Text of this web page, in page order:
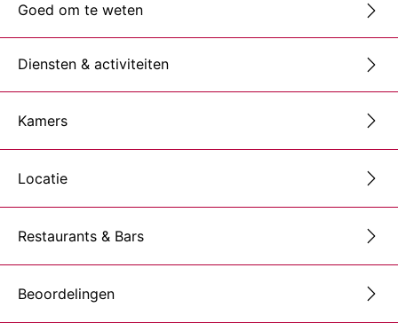
Goed om te weten
Diensten & activiteiten
Kamers
Locatie
Restaurants & Bars
Beoordelingen